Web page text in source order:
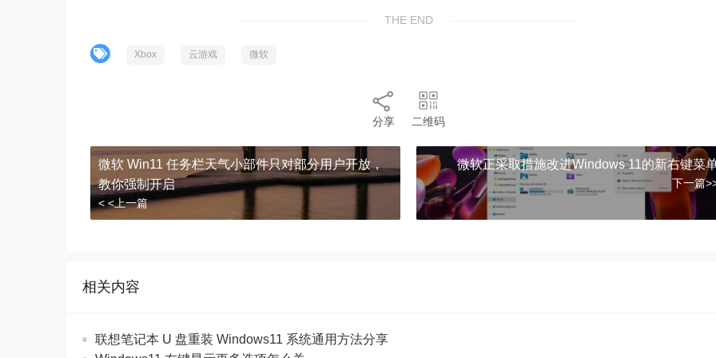
THE END
Xbox 云游戏 微软
分享 二维码
微软 Win11 任务栏天气小部件只对部分用户开放，
教你强制开启
< <上一篇
微软正采取措施改进Windows 11的新右键菜
下一篇
相关内容
联想笔记本 U 盘重装 Windows11 系统通用方法分享